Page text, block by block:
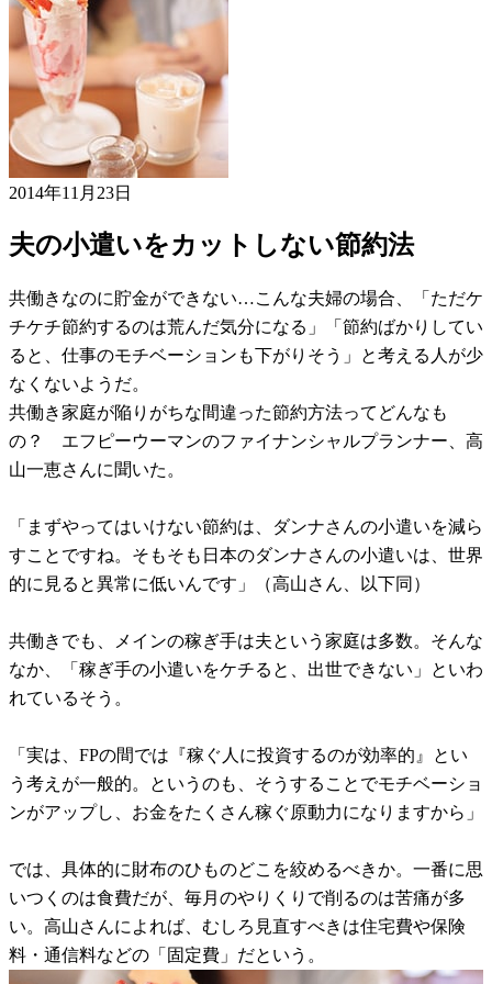
2014年11月23日
夫の小遣いをカットしない節約法
共働きなのに貯金ができない…こんな夫婦の場合、「ただケ
チケチ節約するのは荒んだ気分になる」「節約ばかりしてい
ると、仕事のモチベーションも下がりそう」と考える人が少
なくないようだ。
共働き家庭が陥りがちな間違った節約方法ってどんなも
の？ エフピーウーマンのファイナンシャルプランナー、高
山一恵さんに聞いた。
「まずやってはいけない節約は、ダンナさんの小遣いを減ら
すことですね。そもそも日本のダンナさんの小遣いは、世界
的に見ると異常に低いんです」（高山さん、以下同）
共働きでも、メインの稼ぎ手は夫という家庭は多数。そんな
なか、「稼ぎ手の小遣いをケチると、出世できない」といわ
れているそう。
「実は、FPの間では『稼ぐ人に投資するのが効率的』とい
う考えが一般的。というのも、そうすることでモチベーショ
ンがアップし、お金をたくさん稼ぐ原動力になりますから」
では、具体的に財布のひものどこを絞めるべきか。一番に思
いつくのは食費だが、毎月のやりくりで削るのは苦痛が多
い。高山さんによれば、むしろ見直すべきは住宅費や保険
料・通信料などの「固定費」だという。